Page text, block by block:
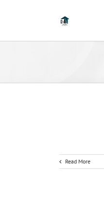
Read More